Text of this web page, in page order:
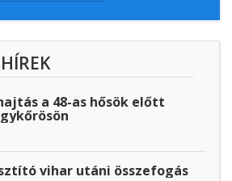
a 48-as hősök előtt
vihar utáni összefogás